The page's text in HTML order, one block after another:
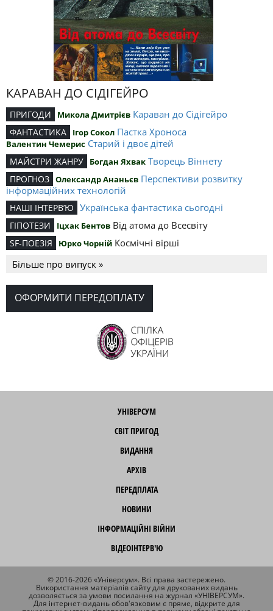
КАРАВАН ДО СІДІГЕЙРО
ПРИГОДИ Микола Дмитрієв Караван до Сідігейро
ФАНТАСТИКА Ігор Сокол Пастка Хроноса
Валентин Чемерис Старий і двоє дітей
МАЙСТРИ ЖАНРУ Богдан Яхвак Творець Віннету
ПРОГНОЗ Олександр Ананьєв Перспективи розвитку
інформаційних технологій
НАШІ ІНТЕРВ’Ю Українська фантастика сьогодні
ГІПОТЕЗИ Іцхак Бентов Від атома до Всесвіту
SF-ПОЕЗІЯ Юрко Чорній Космічні вірші
Більше про випуск »
ОФОРМИТИ ПЕРЕДОПЛАТУ
УНІВЕРСУМ
СВІТ ПРИГОД
ВИДАННЯ
АРХІВ
ПЕРЕДПЛАТА
НОВИНИ
ІНФОРМАЦІЙНІ ВІЙНИ
ВІДЕОІНТЕРВ'Ю
© 2016-2026 «Універсум». Всі права застережено.
Використання матеріалів сайту для друкованих видань
дозволяється за умови посилання на журнал «УНІВЕРСУМ».
Для інтернет-видань обов'язковим є пряме, відкрите для